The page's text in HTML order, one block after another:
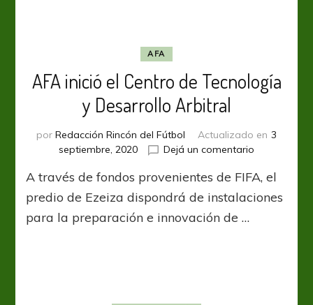
AFA
AFA inició el Centro de Tecnología
y Desarrollo Arbitral
por Redacción Rincón del Fútbol Actualizado en 3
septiembre, 2020
Dejá un comentario
inició
el
A través de fondos provenientes de FIFA, el
predio de Ezeiza dispondrá de instalaciones
para la preparación e innovación de …